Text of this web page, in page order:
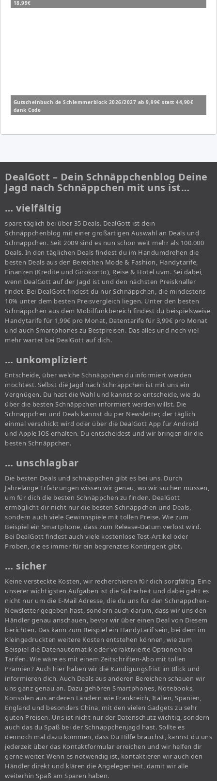
18,99€
Gutscheinbuch.de Schlemmerblock 2026/2027 ab 9,99€ statt 44,90€
dank Code
DealGott – Dein Schnäppchenblog Deine
Jagd nach Schnäppchen mit uns ist…
… vielfältig
spare täglich bei über 35 Deals. DealGott ist dein
Schnäppchenblog mit einer großartigen Auswahl an Deals und
Schnäppchen. Seit 2009 sind es nun schon weit mehr als 100.000
Deals. In den täglichen Deals findest du im Handumdrehen die
besten Deals aus den Bereichen Mode & Fashion, Handytarife,
Finanzen (Kredite und Girokonto), Reise & Hotel uvm. Sei dabei,
wenn DealGott auf der Jagd ist und den nächsten Preisknaller
findet. Bei DealGott findest du nur Schnäppchen, die mindestens
10% unter dem besten Preisvergleich liegen. Unter den besten
Schnäppchen aus dem Mobilfunkbereich findest du beispielsweise
Handytarife für 1,99€ pro Monat, Datentarife für 3,99€ pro Monat
und auch Smartphones zu Bestpreisen. Das alles und noch viel
mehr wartet bei DealGott auf dich.
… unkompliziert
Entscheide, über welche Schnäppchen du informiert werden
möchtest. Selbst die Jagd nach Schnäppchen ist mit uns ein
Vergnügen. Du hast die Wahl und kannst so entscheide, wie du
über die besten Schnäppchen informiert werden willst. Die
Schnäppchen und Deals kannst du per Newsletter, der täglich
einmal verschickt wird oder über die DealGott App für Android
und Apple IOS erhalten. Du entscheidest und wir bringen dir die
besten Schnäppchen.
… unschlagbar
Die besten Deals und schnäppchen gibt es bei uns. Durch
Jahrelange Erfahrungen wissen wir genau, wo wir suchen müssen,
um für dich die besten Schnäppchen zu finden. DealGott
ermöglicht dir nicht nur die besten Schnäppchen und Deals,
sondern auch viele Gewinnspiele mit tollen Preise. Wie zum
Beispiel ein Smartphone, dass zum Release-Datum verlost wird.
Bei DealGott findest auch viele kostenlose Test-Artikel oder
Proben, die es immer für ein begrenztes Kontingent gibt.
… sicher
Keine versteckte Kosten, wir recherchieren für dich sorgfältig. Eine
unserer wichtigsten Aufgaben ist die Sicherheit und dabei geht es
nicht nur um die E-Mail Adresse, die du uns für den Schnäppchen-
Newsletter gegeben hast, sondern auch darum, dass wir uns den
Händler genau anschauen, bevor wir über einen Deal von Diesem
berichten. Das kann zum Beispiel ein Handytarif sein, bei dem im
Kleingedruckten weitere Kosten entstehen können, wie zum
Beispiel die Datenautomatik oder voraktivierte Optionen bei
Tarifen. Wie wäre es mit einem Zeitschriften-Abo mit tollen
Prämien? Auch hier haben wir die Kündigungsfrist im Blick und
informieren dich. Auch Deals aus anderen Bereichen schauen wir
uns ganz genau an. Dazu gehören Smartphones, Notebooks,
Konsolen aus anderen Ländern wie Frankreich, Italien, Spanien,
England und besonders China, mit den vielen Gadgets zu sehr
guten Preisen. Uns ist nicht nur der Datenschutz wichtig, sondern
auch das du Spaß bei der Schnäppchenjagd hast. Sollte es
dennoch mal dazu kommen, dass Du Hilfe brauchst, kannst du uns
jederzeit über das Kontaktformular erreichen und wir helfen dir
gerne weiter. Wenn es notwendig ist, kontaktieren wir auch den
Händler direkt und klären die Angelegenheit, damit wir alle
weiterhin Spaß am Sparen haben.